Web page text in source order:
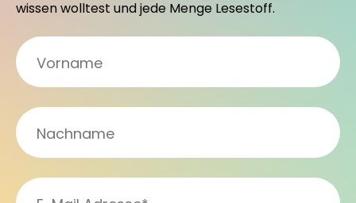
wissen wolltest und jede Menge Lesestoff.